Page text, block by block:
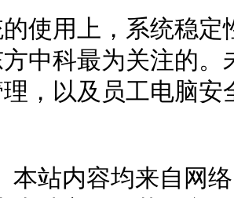
使用上，系统稳
中科最为关注的
，以及员工电脑安
本站内容均来自网